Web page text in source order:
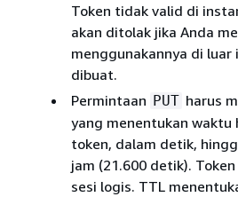
Token tidak valid di
akan ditolak jika Anda
menggunakannya di
dibuat.
Permintaan PUT harus
yang menentukan waktu
token, dalam detik,
jam (21.600 detik).
sesi logis. TTL